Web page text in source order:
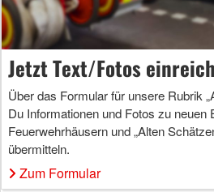
Jetzt Text/Fotos
Über das Formular für unsere Rubrik
Du Informationen und Fotos zu neuen
Feuerwehrhäusern und „Alten
übermitteln.
Zum Formular